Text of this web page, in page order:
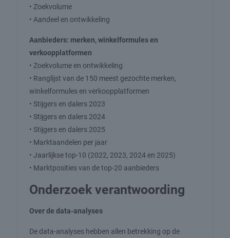
• Zoekvolume
• Aandeel en ontwikkeling
Aanbieders: merken, winkelformules en
verkoopplatformen
• Zoekvolume en ontwikkeling
• Ranglijst van de 150 meest gezochte merken,
winkelformules en verkoopplatformen
• Stijgers en dalers 2023
• Stijgers en dalers 2024
• Stijgers en dalers 2025
• Marktaandelen per jaar
• Jaarlijkse top-10 (2022, 2023, 2024 en 2025)
• Marktposities van de top-20 aanbieders
Onderzoek verantwoording
Over de data-analyses
De data-analyses hebben allen betrekking op de